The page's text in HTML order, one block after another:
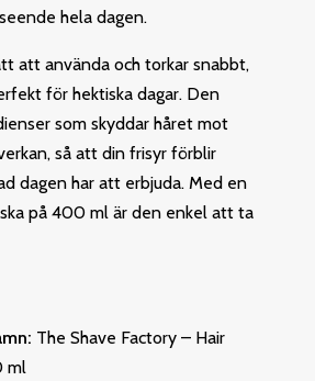
hela dagen.
att använda och torkar snabbt,
för hektiska dagar. Den
som skyddar håret mot
så att din frisyr förblir
dagen har att erbjuda. Med en
på 400 ml är den enkel att ta
The Shave Factory – Hair
ml